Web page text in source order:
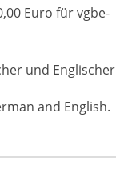
Euro für vgbe-
und Englischer
and English.